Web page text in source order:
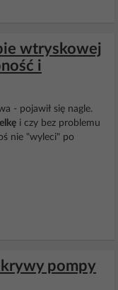
wtryskowej
i
- pojawił się nagle.
i czy bez problemu
nie "wyleci" po
pompy